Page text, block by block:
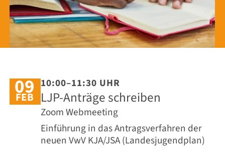
09
FEB
10:00–11:30 UHR
LJP-Anträge schreiben
Zoom Webmeeting
Einführung in das Antragsverfahren der
neuen VwV KJA/JSA (Landesjugendplan)